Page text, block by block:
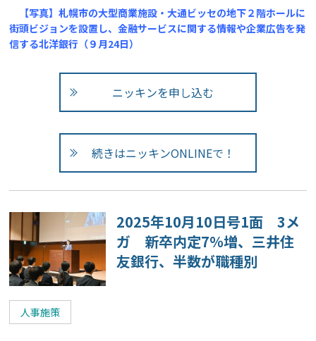
【写真】札幌市の大型商業施設・大通ビッセの地下２階ホールに
街頭ビジョンを設置し、金融サービスに関する情報や企業広告を発
信する北洋銀行（９月24日）
ニッキンを申し込む
続きはニッキンONLINEで！
2025年10月10日号1面 3メ
ガ 新卒内定7％増、三井住
友銀行、半数が職種別
人事施策